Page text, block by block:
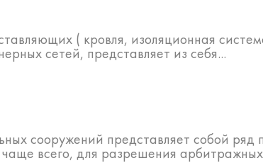
( кровля, изоляционная
сетей, представляет из себя...
сооружений представляет собой ряд
всего, для разрешения